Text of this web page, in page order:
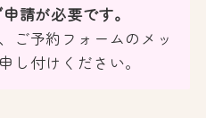
請が必要です。
ご予約フォームのメッ
し付けください。